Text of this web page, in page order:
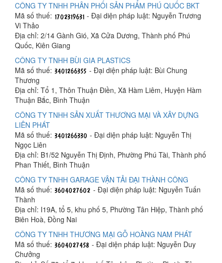
CÔNG TY TNHH PHÂN PHỐI SẢN PHẨM PHÚ QUỐC BKT
Mã số thuế:
- Đại diện pháp luật: Nguyễn Trương
Vi Thảo
Địa chỉ: 2/14 Gành Gió, Xã Cửa Dương, Thành phố Phú
Quốc, Kiên Giang
CÔNG TY TNHH BÙI GIA PLASTICS
Mã số thuế:
- Đại diện pháp luật: Bùi Chung
Thương
Địa chỉ: Tổ 1, Thôn Thuận Điền, Xã Hàm Liêm, Huyện Hàm
Thuận Bắc, Bình Thuận
CÔNG TY TNHH SẢN XUẤT THƯƠNG MẠI VÀ XÂY DỰNG
LIÊN PHÁT
Mã số thuế:
- Đại diện pháp luật: Nguyễn Thị
Ngọc Liên
Địa chỉ: B1/52 Nguyễn Thị Định, Phường Phú Tài, Thành phố
Phan Thiết, Bình Thuận
CÔNG TY TNHH GARAGE VẬN TẢI ĐẠI THÀNH CÔNG
Mã số thuế:
- Đại diện pháp luật: Nguyễn Tuấn
Thành
Địa chỉ: I19A, tổ 5, khu phố 5, Phường Tân Hiệp, Thành phố
Biên Hoà, Đồng Nai
CÔNG TY TNHH THƯƠNG MẠI GỖ HOÀNG NAM PHÁT
Mã số thuế:
- Đại diện pháp luật: Nguyễn Duy
Chưởng